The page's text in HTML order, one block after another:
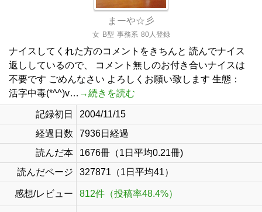
まーや☆彡
女 B型 事務系 80人登録
ナイスしてくれた方のコメントをきちんと 読んでナイス
返ししているので、 コメント無しのお付き合いナイスは
不要です ごめんなさい よろしくお願い致します 生態：
活字中毒(*^^)v… →続きを読む
記録初日
2004/11/15
経過日数
7936日経過
読んだ本
1676冊（1日平均0.21冊)
読んだページ
327871（1日平均41）
感想/レビュー 812件（投稿率48.4%）